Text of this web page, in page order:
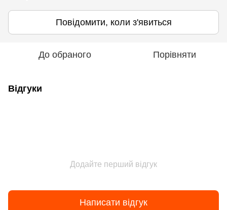
Повідомити, коли з'явиться
До обраного Порівняти
Відгуки
Додайте перший відгук
Написати відгук